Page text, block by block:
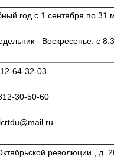
год с 1 сентября по 31
- Воскресенье: с
64-32-03
30-50-60
революции., д.